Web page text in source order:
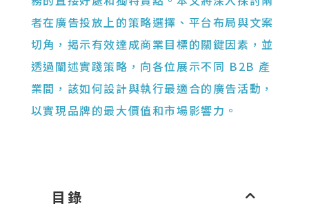
者在廣告投放上的策略選擇、平台布局與文案
切角，揭示有效達成商業目標的關鍵因素，並
透過闡述實踐策略，向各位展示不同 B2B 產
業間，該如何設計與執行最適合的廣告活動，
以實現品牌的最大價值和市場影響力。
目錄